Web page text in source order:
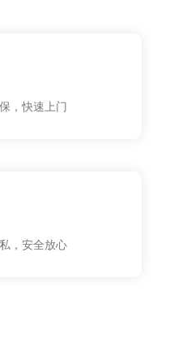
，快速上门
，安全放心